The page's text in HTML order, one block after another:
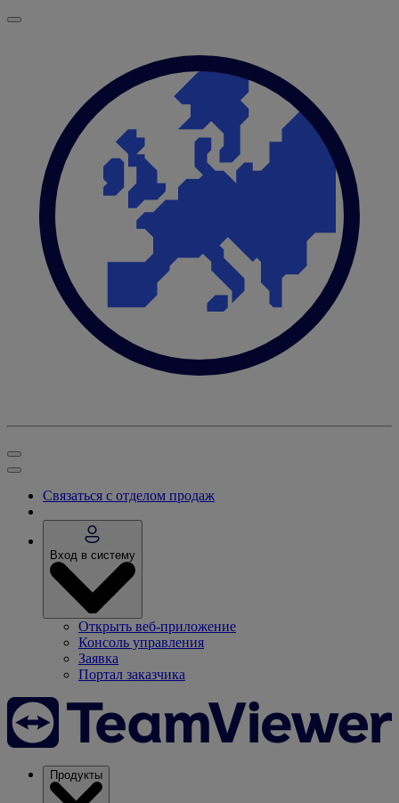
Связаться с отделом продаж
Вход в систему
Открыть веб-приложение
Консоль управления
Заявка
Портал заказчика
Продукты